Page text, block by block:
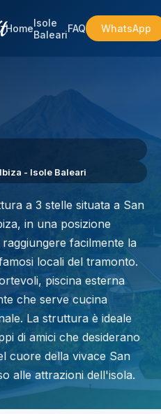
HomeIsole
BaleariFAQ WhatsApp
- Isole Baleari
a 3 stelle situata a San
in una posizione
facilmente la
locali del tramonto.
piscina esterna
che serve cucina
La struttura è ideale
di amici che desiderano
cuore della vivace San
alle attrazioni dell'isola.